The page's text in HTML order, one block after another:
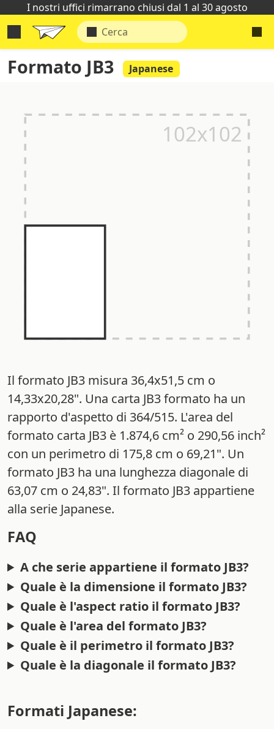
I nostri uffici rimarrano chiusi dal 1 al 30 agosto
Formato JB3 Japanese
Il formato JB3 misura 36,4x51,5 cm o
14,33x20,28". Una carta JB3 formato ha un
rapporto d'aspetto di 364/515. L'area del
formato carta JB3 è 1.874,6 cm² o 290,56 inch²
con un perimetro di 175,8 cm o 69,21". Un
formato JB3 ha una lunghezza diagonale di
63,07 cm o 24,83". Il formato JB3 appartiene
alla serie Japanese.
FAQ
A che serie appartiene il formato JB3?
Quale è la dimensione il formato JB3?
Quale è l'aspect ratio il formato JB3?
Quale è l'area del formato JB3?
Quale è il perimetro il formato JB3?
Quale è la diagonale il formato JB3?
Formati Japanese: